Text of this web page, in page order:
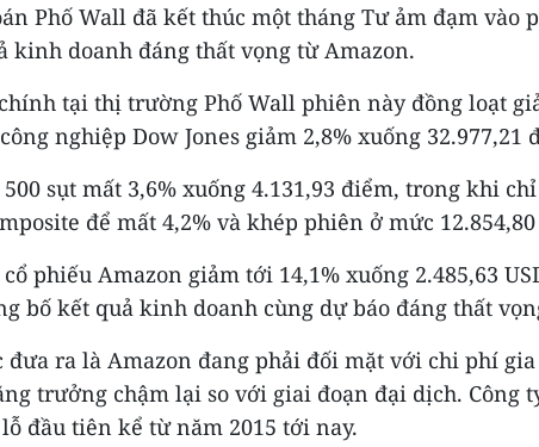
Phố Wall đã kết thúc một tháng Tư ảm đạm vào
kinh doanh đáng thất vọng từ Amazon.
tại thị trường Phố Wall phiên này đồng loạt
nghiệp Dow Jones giảm 2,8% xuống 32.977,21
500 sụt mất 3,6% xuống 4.131,93 điểm, trong khi
để mất 4,2% và khép phiên ở mức
phiếu Amazon giảm tới 14,1% xuống 2.485,63
bố kết quả kinh doanh cùng dự báo đáng thất
đưa ra là Amazon đang phải đối mặt với chi phí
trưởng chậm lại so với giai đoạn đại dịch. Công
đầu tiên kể từ năm 2015 tới nay.